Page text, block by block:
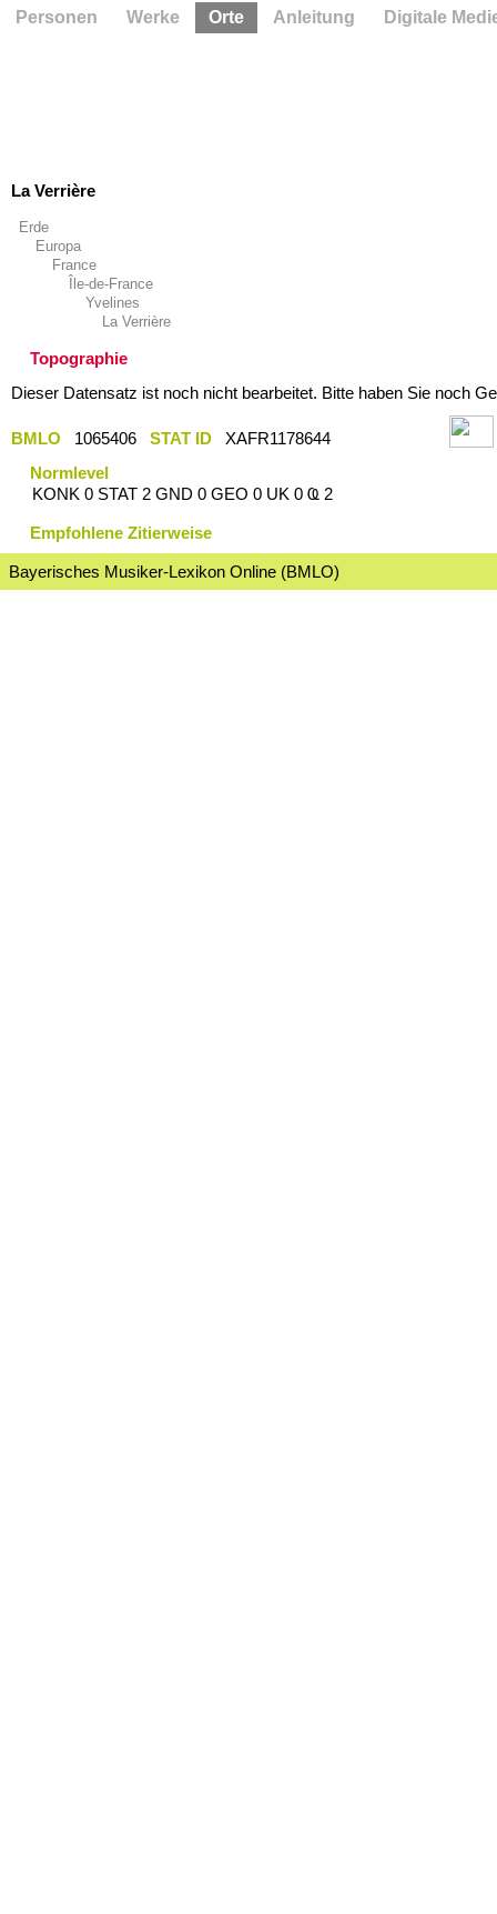
La Verrière
Erde
Europa
France
Île-de-France
Yvelines
La Verrière
Topographie
Dieser Datensatz ist noch nicht bearbeitet. Bitte haben Sie noch
BMLO 1065406 STAT ID
XAFR1178644
Normlevel
KONK 0 STAT 2 GND 0 GEO 0 UK 0 Ҩ 2
Empfohlene Zitierweise
Bayerisches Musiker-Lexikon Online (BMLO)
Personen Werke Orte Anleitung Digitale